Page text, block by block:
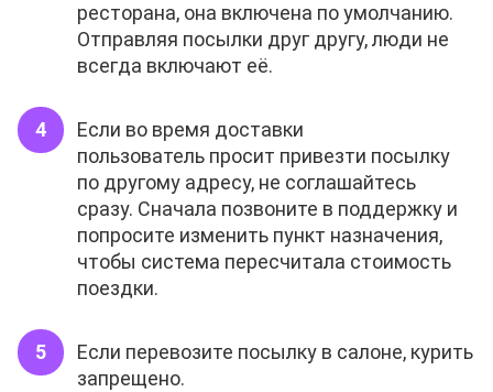
ресторана, она включена по умолчанию.
Отправляя посылки друг другу, люди не
всегда включают её.
Если во время доставки
пользователь просит привезти посылку
по другому адресу, не соглашайтесь
сразу. Сначала позвоните в поддержку и
попросите изменить пункт назначения,
чтобы система пересчитала стоимость
поездки.
Если перевозите посылку в салоне, курить
запрещено.